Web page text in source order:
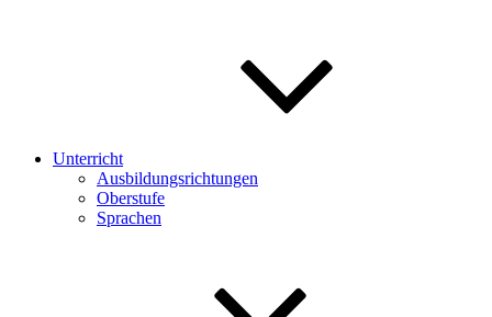
Unterricht
Ausbildungsrichtungen
Oberstufe
Sprachen